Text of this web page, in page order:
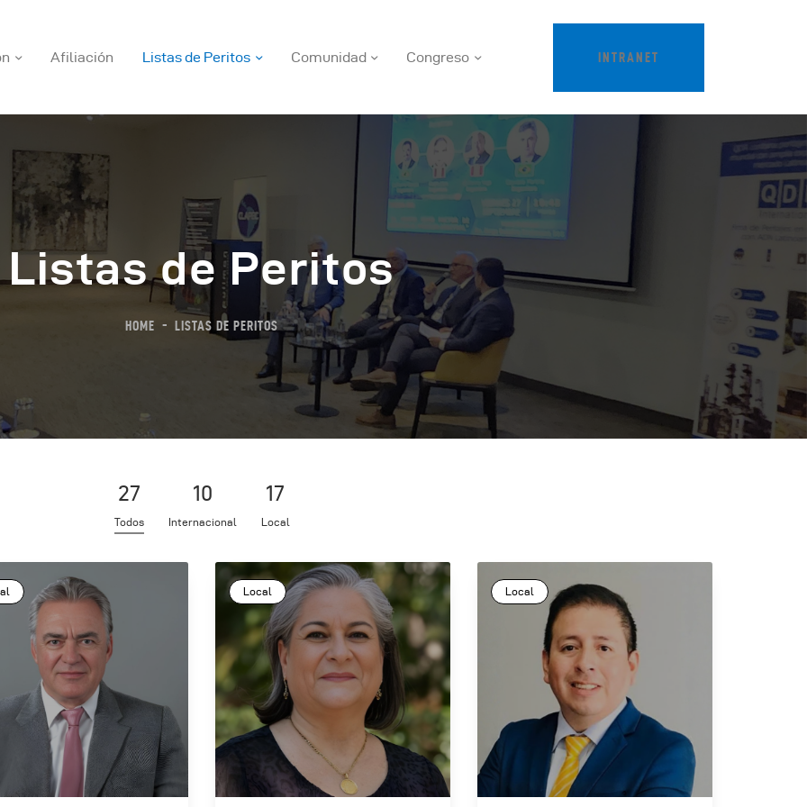
Afiliación Listas de Peritos Comunidad Congreso INTRANET
Listas de Peritos
HOME LISTAS DE PERITOS
Asociación
De Peritos
27
Todos
10
Internacional
17
Local
Local Local